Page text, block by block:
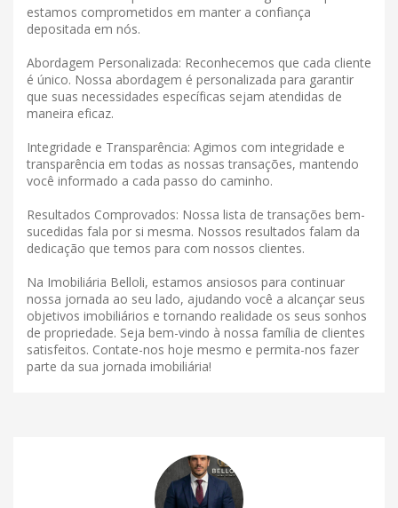
estamos comprometidos em manter a confiança
depositada em nós.
Abordagem Personalizada: Reconhecemos que cada cliente
é único. Nossa abordagem é personalizada para garantir
que suas necessidades específicas sejam atendidas de
maneira eficaz.
Integridade e Transparência: Agimos com integridade e
transparência em todas as nossas transações, mantendo
você informado a cada passo do caminho.
Resultados Comprovados: Nossa lista de transações bem-
sucedidas fala por si mesma. Nossos resultados falam da
dedicação que temos para com nossos clientes.
Na Imobiliária Belloli, estamos ansiosos para continuar
nossa jornada ao seu lado, ajudando você a alcançar seus
objetivos imobiliários e tornando realidade os seus sonhos
de propriedade. Seja bem-vindo à nossa família de clientes
satisfeitos. Contate-nos hoje mesmo e permita-nos fazer
parte da sua jornada imobiliária!